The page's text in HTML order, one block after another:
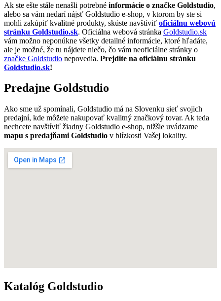
Ak ste ešte stále nenašli potrebné informácie o značke Goldstudio,
alebo sa vám nedarí nájsť Goldstudio e-shop, v ktorom by ste si
mohli zakúpiť kvalitné produkty, skúste navštíviť oficiálnu webovú
stránku Goldstudio.sk. Oficiálna webová stránka Goldstudio.sk
vám možno neponúkne všetky detailné informácie, ktoré hľadáte,
ale je možné, že tu nájdete niečo, čo vám neoficiálne stránky o
značke Goldstudio nepovedia. Prejdite na oficiálnu stránku
Goldstudio.sk!
Predajne Goldstudio
Ako sme už spomínali, Goldstudio má na Slovenku sieť svojich
predajní, kde môžete nakupovať kvalitný značkový tovar. Ak teda
nechcete navštíviť žiadny Goldstudio e-shop, nižšie uvádzame
mapu s predajňami Goldstudio v blízkosti Vašej lokality.
Katalóg Goldstudio